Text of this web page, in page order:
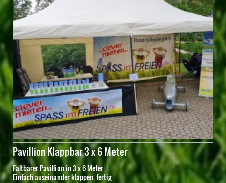
Pavillion Klappbar 3 x 6 Meter
Faltbarer Pavillion in 3 x 6 Meter
Einfach auseinander klappen, fertig